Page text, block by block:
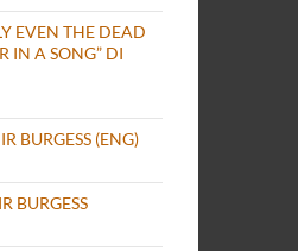
EVEN THE DEAD
IN A SONG” DI
BURGESS (ENG)
BURGESS